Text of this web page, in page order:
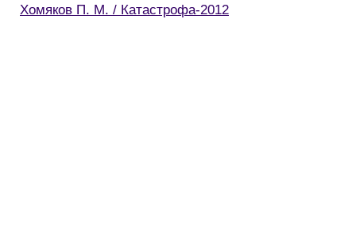
Хомяков П. М. / Катастрофа-2012